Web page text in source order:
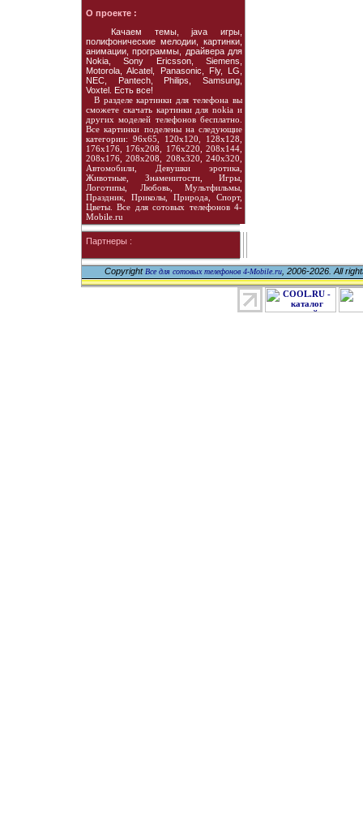
О проекте :
Качаем темы, java игры,
полифонические мелодии, картинки,
анимации, программы, драйвера для
Nokia, Sony Ericsson, Siemens,
Motorola, Alcatel, Panasonic, Fly, LG,
NEC, Pantech, Philips, Samsung,
Voxtel. Есть все!
В разделе картинки для телефона вы
сможете скачать картинки для nokia и
других моделей телефонов бесплатно.
Все картинки поделены на следующие
категории: 96х65, 120х120, 128х128,
176х176, 176х208, 176х220, 208х144,
208х176, 208х208, 208х320, 240х320,
Автомобили, Девушки эротика,
Животные, Знаменитости, Игры,
Логотипы, Любовь, Мультфильмы,
Праздник, Приколы, Природа, Спорт,
Цветы. Все для сотовых телефонов 4-
Mobile.ru
Партнеры :
Copyright Все для сотовых телефонов 4-Mobile.ru, 2006-2026. All